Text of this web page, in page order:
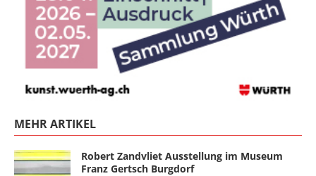
MEHR ARTIKEL
Robert Zandvliet Ausstellung im Museum
Franz Gertsch Burgdorf